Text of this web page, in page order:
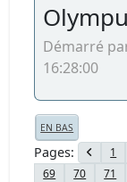
Démarré
16:28:00
EN BAS
Pages 1
69
70 71